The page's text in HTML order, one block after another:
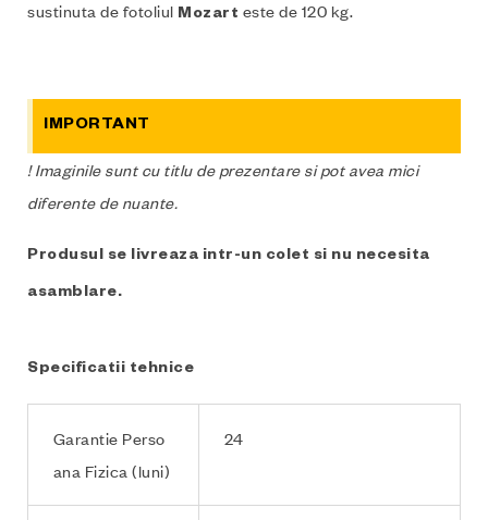
sustinuta de fotoliul Mozart este de 120 kg.
IMPORTANT
! Imaginile sunt cu titlu de prezentare si pot avea mici
diferente de nuante.
Produsul se livreaza intr-un colet si nu necesita
asamblare.
Specificatii tehnice
Garantie Perso
ana Fizica (luni)
24